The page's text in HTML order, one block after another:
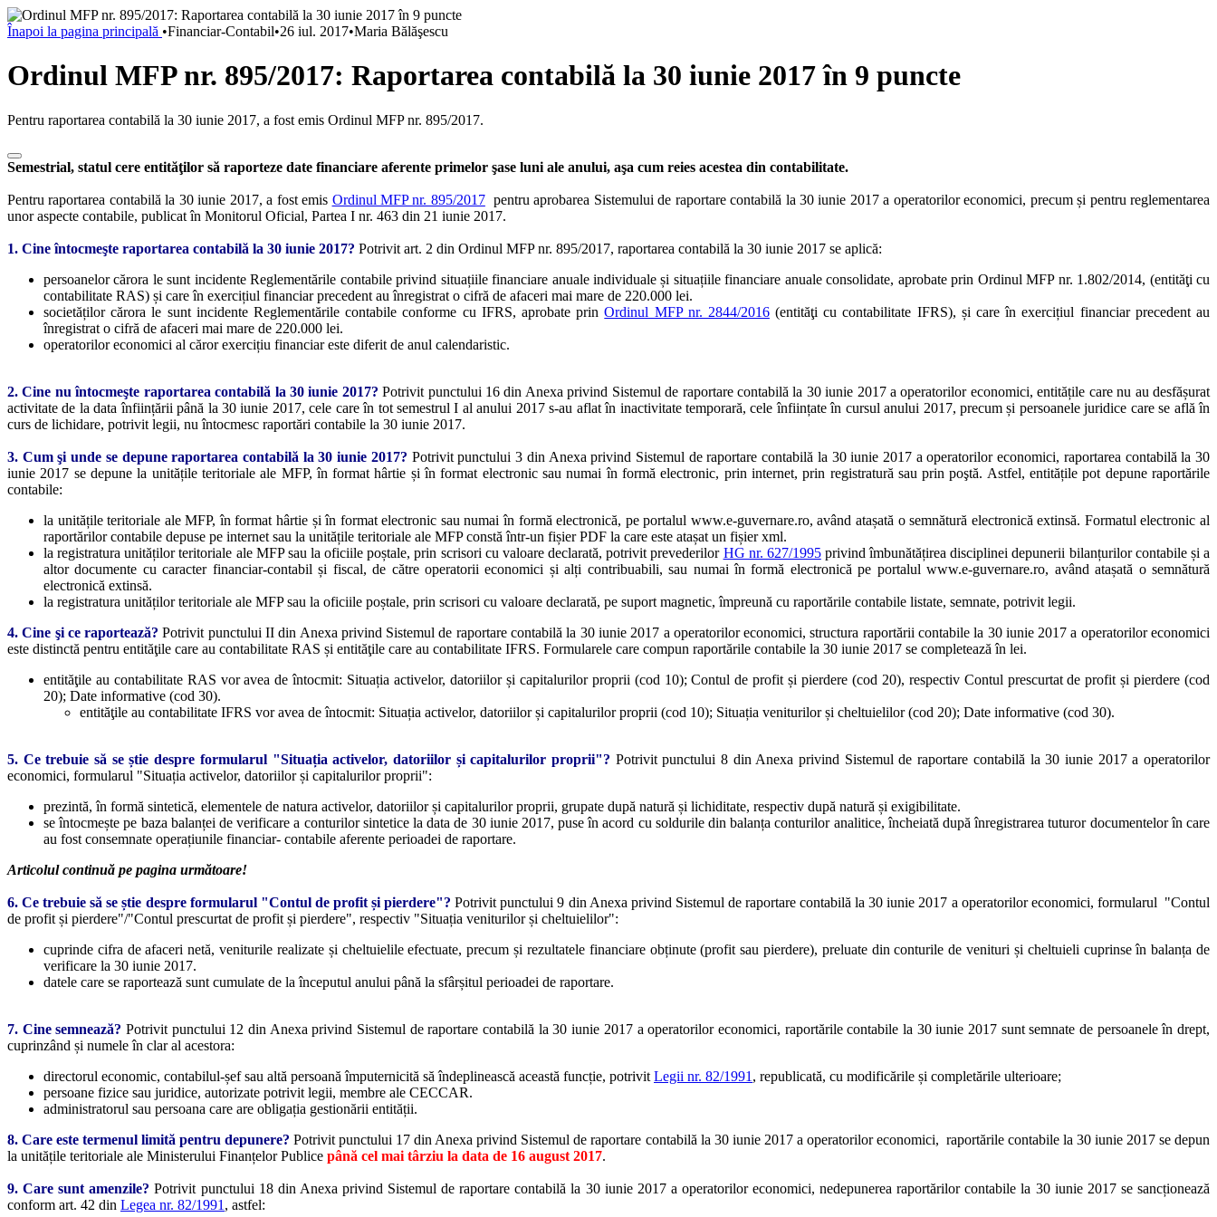
Înapoi la pagina principală •Financiar-Contabil•26 iul. 2017•Maria Bălăşescu
Ordinul MFP nr. 895/2017: Raportarea contabilă la 30 iunie 2017 în 9 puncte
Pentru raportarea contabilă la 30 iunie 2017, a fost emis Ordinul MFP nr. 895/2017.
Semestrial, statul cere entităţilor să raporteze date financiare aferente primelor şase luni ale anului, aşa cum reies acestea din contabilitate.
Pentru raportarea contabilă la 30 iunie 2017, a fost emis Ordinul MFP nr. 895/2017pentru aprobarea Sistemului de raportare contabilă la 30 iunie 2017 a operatorilor economici, precum și pentru reglementarea
unor aspecte contabile, publicat în Monitorul Oficial, Partea I nr. 463 din 21 iunie 2017.
1. Cine întocmeşte raportarea contabilă la 30 iunie 2017? Potrivit art. 2 din Ordinul MFP nr. 895/2017, raportarea contabilă la 30 iunie 2017 se aplică:
persoanelor cărora le sunt incidente Reglementările contabile privind situațiile financiare anuale individuale și situațiile financiare anuale consolidate, aprobate prin Ordinul MFP nr. 1.802/2014, (entităţi cu
contabilitate RAS) și care în exercițiul financiar precedent au înregistrat o cifră de afaceri mai mare de 220.000 lei.
societăților cărora le sunt incidente Reglementările contabile conforme cu IFRS, aprobate prinOrdinul MFP nr. 2844/2016(entităţi cu contabilitate IFRS), și care în exercițiul financiar precedent au
înregistrat o cifră de afaceri mai mare de 220.000 lei.
operatorilor economici al căror exercițiu financiar este diferit de anul calendaristic.
2. Cine nu întocmeşte raportarea contabilă la 30 iunie 2017? Potrivit punctului 16 din Anexa privind Sistemul de raportare contabilă la 30 iunie 2017 a operatorilor economici, entitățile care nu au desfășurat
activitate de la data înființării până la 30 iunie 2017, cele care în tot semestrul I al anului 2017 s-au aflat în inactivitate temporară, cele înființate în cursul anului 2017, precum și persoanele juridice care se află în
curs de lichidare, potrivit legii, nu întocmesc raportări contabile la 30 iunie 2017.
3. Cum şi unde se depune raportarea contabilă la 30 iunie 2017? Potrivit punctului 3 din Anexa privind Sistemul de raportare contabilă la 30 iunie 2017 a operatorilor economici, raportarea contabilă la 30
iunie 2017 se depune la unitățile teritoriale ale MFP, în format hârtie și în format electronic sau numai în formă electronic, prin internet, prin registratură sau prin poştă. Astfel, entitățile pot depune raportările
contabile:
la unitățile teritoriale ale MFP, în format hârtie și în format electronic sau numai în formă electronică, pe portalul www.e-guvernare.ro, având atașată o semnătură electronică extinsă. Formatul electronic al
raportărilor contabile depuse pe internet sau la unitățile teritoriale ale MFP constă într-un fișier PDF la care este atașat un fișier xml.
la registratura unităților teritoriale ale MFP sau la oficiile poștale, prin scrisori cu valoare declarată, potrivit prevederilor HG nr. 627/1995privind îmbunătățirea disciplinei depunerii bilanțurilor contabile și a
altor documente cu caracter financiar-contabil și fiscal, de către operatorii economici și alți contribuabili, sau numai în formă electronică pe portalul www.e-guvernare.ro, având atașată o semnătură
electronică extinsă.
la registratura unităților teritoriale ale MFP sau la oficiile poștale, prin scrisori cu valoare declarată, pe suport magnetic, împreună cu raportările contabile listate, semnate, potrivit legii.
4. Cine şi ce raportează? Potrivit punctului II din Anexa privind Sistemul de raportare contabilă la 30 iunie 2017 a operatorilor economici, structura raportării contabile la 30 iunie 2017 a operatorilor economici
este distinctă pentru entităţile care au contabilitate RAS și entităţile care au contabilitate IFRS. Formularele care compun raportările contabile la 30 iunie 2017 se completează în lei.
entităţile au contabilitate RAS vor avea de întocmit: Situația activelor, datoriilor și capitalurilor proprii (cod 10); Contul de profit și pierdere (cod 20), respectiv Contul prescurtat de profit și pierdere (cod
20); Date informative (cod 30).
entităţile au contabilitate IFRS vor avea de întocmit: Situația activelor, datoriilor și capitalurilor proprii (cod 10); Situația veniturilor și cheltuielilor (cod 20); Date informative (cod 30).
5. Ce trebuie să se știe despre formularul "Situația activelor, datoriilor și capitalurilor proprii"? Potrivit punctului 8 din Anexa privind Sistemul de raportare contabilă la 30 iunie 2017 a operatorilor
economici, formularul "Situația activelor, datoriilor și capitalurilor proprii":
prezintă, în formă sintetică, elementele de natura activelor, datoriilor și capitalurilor proprii, grupate după natură și lichiditate, respectiv după natură și exigibilitate.
se întocmește pe baza balanței de verificare a conturilor sintetice la data de 30 iunie 2017, puse în acord cu soldurile din balanța conturilor analitice, încheiată după înregistrarea tuturor documentelor în care
au fost consemnate operațiunile financiar- contabile aferente perioadei de raportare.
Articolul continuă pe pagina următoare!
6. Ce trebuie să se știe despre formularul "Contul de profit și pierdere"?Potrivit punctului 9 din Anexa privind Sistemul de raportare contabilă la 30 iunie 2017 a operatorilor economici, formularul "Contul
de profit și pierdere"/"Contul prescurtat de profit și pierdere", respectiv "Situația veniturilor și cheltuielilor":
cuprinde cifra de afaceri netă, veniturile realizate și cheltuielile efectuate, precum și rezultatele financiare obținute (profit sau pierdere), preluate din conturile de venituri și cheltuieli cuprinse în balanța de
verificare la 30 iunie 2017.
datele care se raportează sunt cumulate de la începutul anului până la sfârșitul perioadei de raportare.
7. Cine semnează? Potrivit punctului 12 din Anexa privind Sistemul de raportare contabilă la 30 iunie 2017 a operatorilor economici, raportările contabile la 30 iunie 2017 sunt semnate de persoanele în drept,
cuprinzând și numele în clar al acestora:
directorul economic, contabilul-șef sau altă persoană împuternicită să îndeplinească această funcție, potrivit Legii nr. 82/1991 , republicată, cu modificările și completările ulterioare;
persoane fizice sau juridice, autorizate potrivit legii, membre ale CECCAR.
administratorul sau persoana care are obligația gestionării entității.
8. Care este termenul limită pentru depunere?Potrivit punctului 17 din Anexa privind Sistemul de raportare contabilă la 30 iunie 2017 a operatorilor economici, raportările contabile la 30 iunie 2017 se depun
la unitățile teritoriale ale Ministerului Finanțelor Publice până cel mai târziu la data de 16 august 2017.
9. Care sunt amenzile?Potrivit punctului 18 din Anexa privind Sistemul de raportare contabilă la 30 iunie 2017 a operatorilor economici, nedepunerea raportărilor contabile la 30 iunie 2017 se sancționează
conform art. 42 din Legea nr. 82/1991 , astfel: